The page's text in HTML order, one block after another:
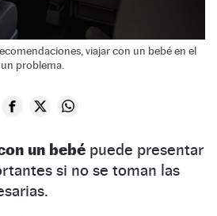
viajar con un bebé en el
problema.
un bebé puede presentar
si no se toman las